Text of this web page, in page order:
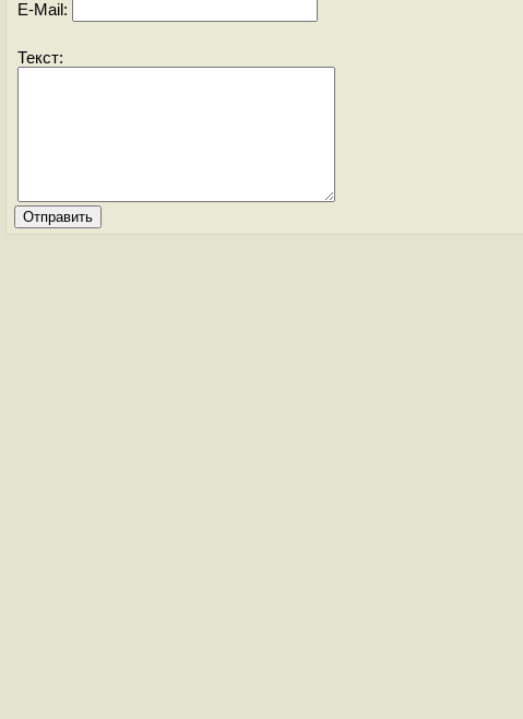
E-Mail:
Текст: